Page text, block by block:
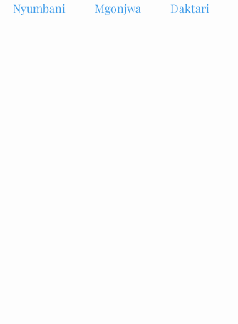
Nyumbani Mgonjwa Daktari